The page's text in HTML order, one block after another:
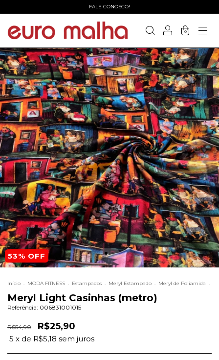
FALE CONOSCO!
0
53% OFF
Início MODA FITNESS Estampados Meryl Estampado Meryl de Poliamida
Meryl Light Casinhas (metro)
Referência: 006831001015
R$54,90 R$25,90
5 x de R$5,18 sem juros